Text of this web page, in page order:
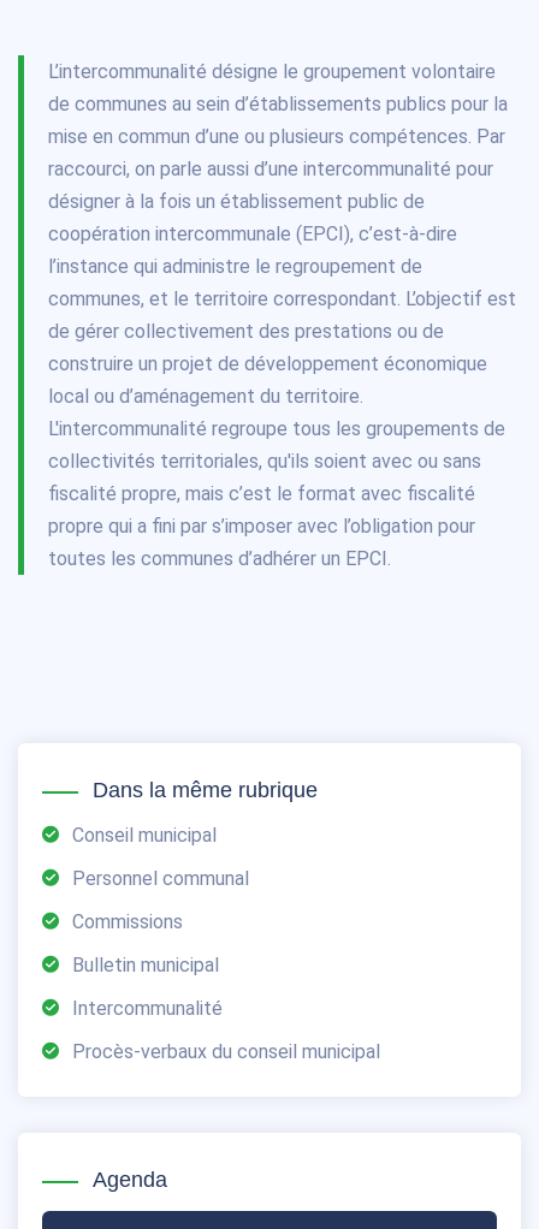
L’intercommunalité désigne le groupement volontaire
de communes au sein d’établissements publics pour la
mise en commun d’une ou plusieurs compétences. Par
raccourci, on parle aussi d’une intercommunalité pour
désigner à la fois un établissement public de
coopération intercommunale (EPCI), c’est-à-dire
l’instance qui administre le regroupement de
communes, et le territoire correspondant. L’objectif est
de gérer collectivement des prestations ou de
construire un projet de développement économique
local ou d’aménagement du territoire.
L'intercommunalité regroupe tous les groupements de
collectivités territoriales, qu'ils soient avec ou sans
fiscalité propre, mais c’est le format avec fiscalité
propre qui a fini par s’imposer avec l’obligation pour
toutes les communes d’adhérer un EPCI.
Dans la même rubrique
Conseil municipal
Personnel communal
Commissions
Bulletin municipal
Intercommunalité
Procès-verbaux du conseil municipal
Agenda